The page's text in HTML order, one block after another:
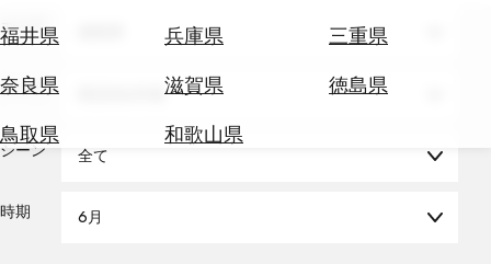
福井県
兵庫県
三重県
奈良県
滋賀県
徳島県
鳥取県
和歌山県
券
テ
を
エリア
テーマ
シーン 全て
時期 6月